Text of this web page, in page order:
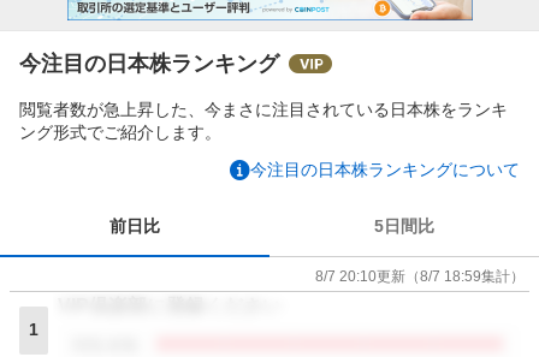
今注目の日本株ランキング
閲覧者数が急上昇した、今まさに注目されている日本株をランキ
ング形式でご紹介します。
今注目の日本株ランキングについて
前日比 5日間比
8/7 20:10更新 （8/7 18:59集計）
1